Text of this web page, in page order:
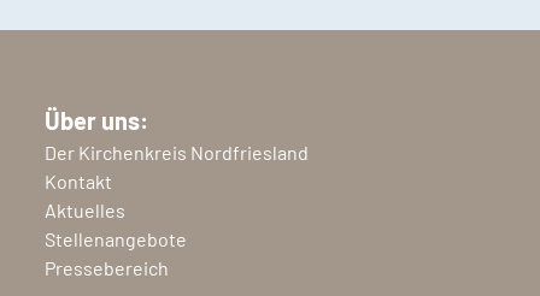
Über uns:
Der Kirchenkreis Nordfriesland
Kontakt
Aktuelles
Stellenangebote
Pressebereich